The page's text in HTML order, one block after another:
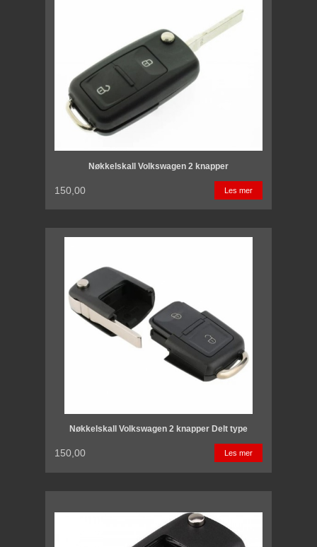
Nøkkelskall Volkswagen 2 knapper
150,00 Les mer
Nøkkelskall Volkswagen 2 knapper Delt type
150,00 Les mer